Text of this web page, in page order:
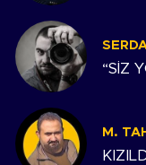
“SİZ
M.